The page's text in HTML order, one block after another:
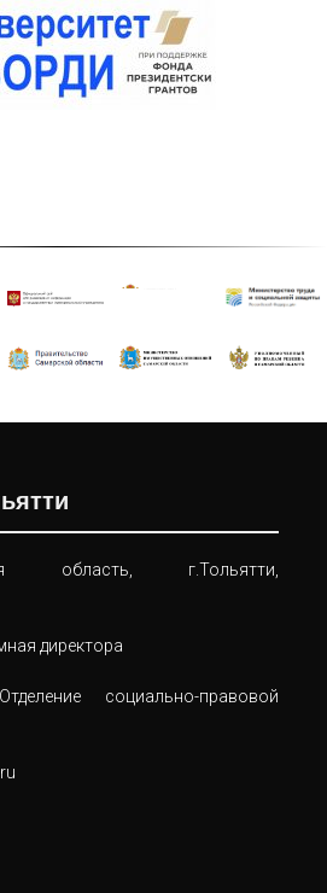
область, г.Тольятти,
директора
социально-правовой